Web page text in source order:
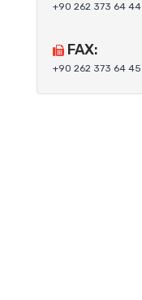
+90 262 373 64 44
FAX:
+90 262 373 64 45